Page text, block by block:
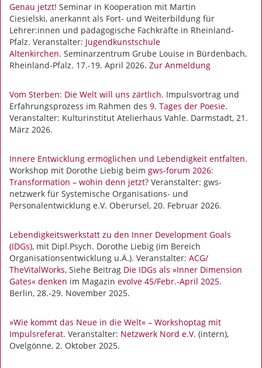
Genau jetzt! Seminar in Kooperation mit Martin
Ciesielski, anerkannt als Fort- und Weiterbildung für
Lehrer:innen und pädagogische Fachkräfte in Rheinland-
Pfalz. Veranstalter: Jugendkunstschule
Altenkirchen. Seminarzentrum Grube Louise in Bürdenbach,
Rheinland-Pfalz. 17.-19. April 2026. Zur Anmeldung
Vom Sterben: Die Welt will uns zärtlich. Impulsvortrag und
Erfahrungsprozess im Rahmen des 9. Tages der Poesie.
Veranstalter: Kulturinstitut Atelierhaus Vahle. Darmstadt, 21.
März 2026.
Innere Entwicklung ermöglichen und Lebendigkeit entfalten.
Workshop mit Dorothe Liebig beim gws-forum 2026:
Transformation – wohin denn jetzt? Veranstalter: gws-
netzwerk für Systemische Organisations- und
Personalentwicklung e.V. Oberursel, 20. Februar 2026.
Lebendigkeitswerkstatt zu den Inner Development Goals
(IDGs), mit Dipl.Psych. Dorothe Liebig (im Bereich
Organisationsentwicklung u.Ä.). Veranstalter: ACG/
TheVitalWorks, Siehe Beitrag Die IDGs als »Inner Dimension
Gates« denken im Magazin evolve 45/Febr.-April 2025.
Berlin, 28.-29. November 2025.
»Wie kommt das Neue in die Welt« – Workshoptag mit
Impulsreferat. Veranstalter: Netzwerk Nord e.V. (intern),
Ovelgönne, 2. Oktober 2025.